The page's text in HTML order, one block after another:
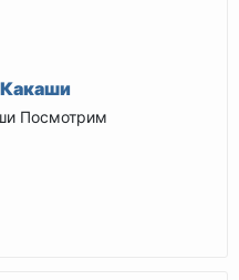
Посмотрим